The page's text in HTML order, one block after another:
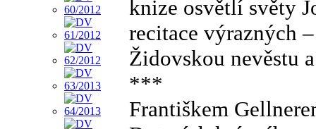
knize osvětlí světy
recitace výrazných
Židovskou nevěstu
***
Františkem